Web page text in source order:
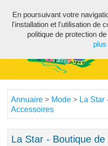
Annuaire > Mode > La Star
Accessoires
La Star - Boutique
En poursuivant votre
l'installation et l'utilisation de
politique de protection
plus